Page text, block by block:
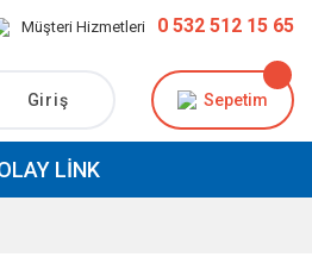
Müşteri Hizmetleri 0 532 512 15 65
Giriş Sepetim
LINK